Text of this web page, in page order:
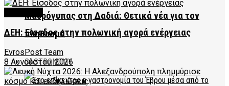
Μαυρόγυπας στη Δαδιά: Θετικά νέα για τον
πληθυσμό
GASTRONOMY
ΔΕΗ: Είσοδος στην πολωνική αγορά ενέργειας
EvrosPost Team
8 Αυγούστου, 2026